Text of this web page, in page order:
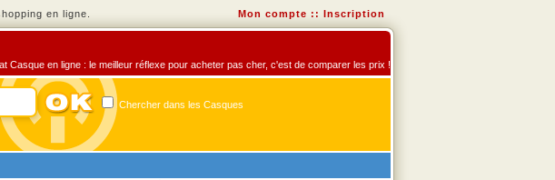
en ligne. Mon compte :: Inscription
Casque en ligne : le meilleur réflexe pour acheter pas cher, c'est de comparer les prix !
Chercher dans les Casques